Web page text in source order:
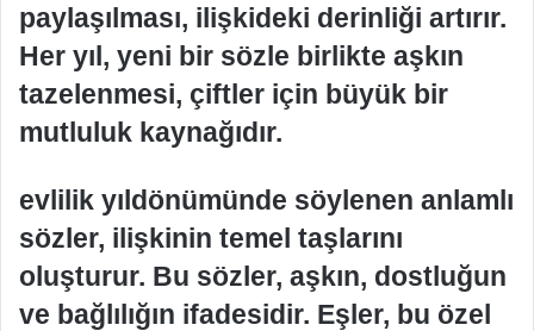
paylaşılması, ilişkideki derinliği artırır.
Her yıl, yeni bir sözle birlikte aşkın
tazelenmesi, çiftler için büyük bir
mutluluk kaynağıdır.
evlilik yıldönümünde söylenen anlamlı
sözler, ilişkinin temel taşlarını
oluşturur. Bu sözler, aşkın, dostluğun
ve bağlılığın ifadesidir. Eşler, bu özel